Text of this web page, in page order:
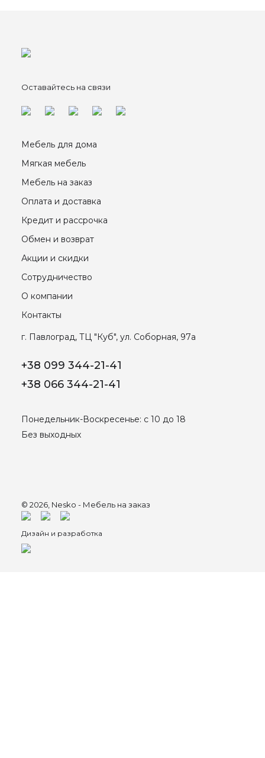
Оставайтесь на связи
Мебель для дома
Мягкая мебель
Мебель на заказ
Оплата и доставка
Кредит и рассрочка
Обмен и возврат
Акции и скидки
Сотрудничество
О компании
Контакты
г. Павлоград, ТЦ "Куб", ул. Соборная, 97а
+38 099 344-21-41
+38 066 344-21-41
Понедельник-Воскресенье: с 10 до 18
Без выходных
© 2026, Nesko - Мебель на заказ
Дизайн и разработка